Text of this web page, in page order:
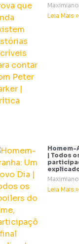
Leia Mais »
Homem-
| Todos
Leia Mais »